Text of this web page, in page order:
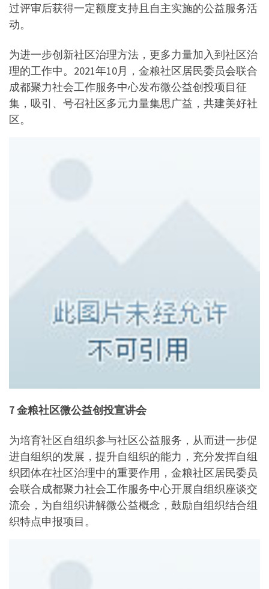
过评审后获得一定额度支持且自主实施的公益服务活
动。
为进一步创新社区治理方法，更多力量加入到社区治
理的工作中。2021年10月，金粮社区居民委员会联合
成都聚力社会工作服务中心发布微公益创投项目征
集，吸引、号召社区多元力量集思广益，共建美好社
区。
7 金粮社区微公益创投宣讲会
为培育社区自组织参与社区公益服务，从而进一步促
进自组织的发展，提升自组织的能力，充分发挥自组
织团体在社区治理中的重要作用，金粮社区居民委员
会联合成都聚力社会工作服务中心开展自组织座谈交
流会，为自组织讲解微公益概念，鼓励自组织结合组
织特点申报项目。